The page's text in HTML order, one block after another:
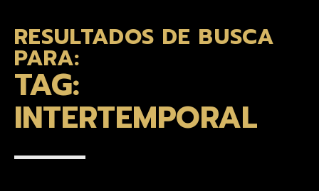
RESULTADOS DE BUSCA
PARA:
TAG:
INTERTEMPORAL